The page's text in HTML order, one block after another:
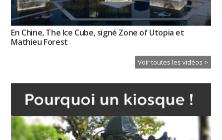
En Chine, The Ice Cube, signé Zone of Utopia et
Mathieu Forest
Voir toutes les vidéos >